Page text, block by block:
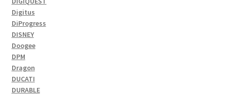
Digitus
DiProgress
DISNEY
Doogee
DPM
Dragon
DUCATI
DURABLE